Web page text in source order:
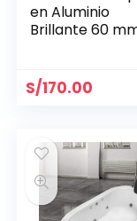
en Aluminio
Brillante 60
S/170.00